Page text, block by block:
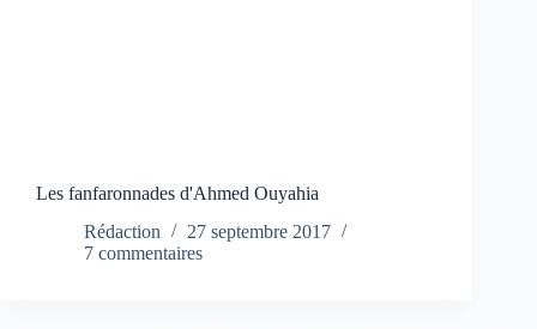
Les fanfaronnades d'Ahmed Ouyahia
Rédaction
27 septembre 2017
7 commentaires